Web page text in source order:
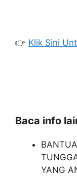
👉 Klik Sini
Baca info
YANG